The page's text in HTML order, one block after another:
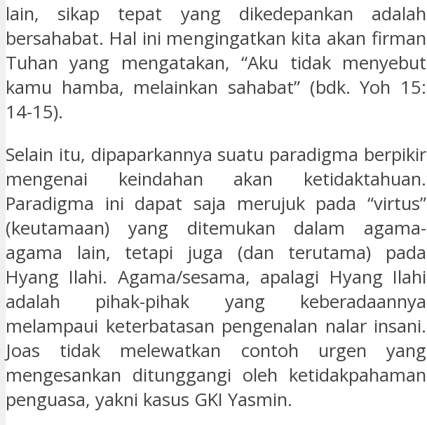
lain, sikap tepat yang dikedepankan adalah
bersahabat. Hal ini mengingatkan kita akan firman
Tuhan yang mengatakan, “Aku tidak menyebut
kamu hamba, melainkan sahabat” (bdk. Yoh 15:
14-15).
Selain itu, dipaparkannya suatu paradigma berpikir
mengenai keindahan akan ketidaktahuan.
Paradigma ini dapat saja merujuk pada “virtus”
(keutamaan) yang ditemukan dalam agama-
agama lain, tetapi juga (dan terutama) pada
Hyang Ilahi. Agama/sesama, apalagi Hyang Ilahi
adalah pihak-pihak yang keberadaannya
melampaui keterbatasan pengenalan nalar insani.
Joas tidak melewatkan contoh urgen yang
mengesankan ditunggangi oleh ketidakpahaman
penguasa, yakni kasus GKI Yasmin.